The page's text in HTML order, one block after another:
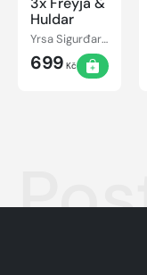
Huldar
Yrsa Sigurđardóttir
699 Kč